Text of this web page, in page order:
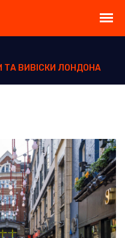
ТА ВИВІСКИ ЛОНДОНА